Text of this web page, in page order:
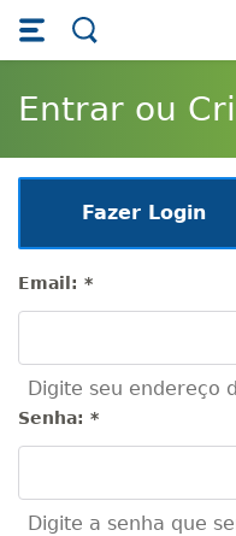
Skip main navigation
Skip to main content
Entrar ou
Fazer Login
Email: *
Digite seu endereço
Senha: *
Digite a senha que